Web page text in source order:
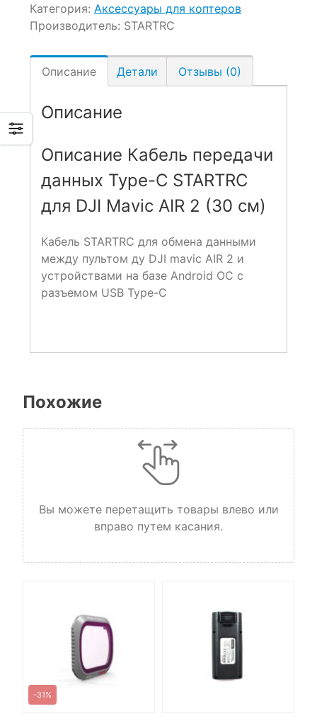
Категория: Аксессуары для коптеров
Производитель: STARTRC
Описание Детали Отзывы (0)
Описание
Описание Кабель передачи
данных Type-C STARTRC
для DJI Mavic AIR 2 (30 см)
Кабель STARTRC для обмена данными
между пультом ду DJI mavic AIR 2 и
устройствами на базе Android ОС с
разъемом USB Type-C
Похожие
Вы можете перетащить товары влево или
вправо путем касания.
-31%